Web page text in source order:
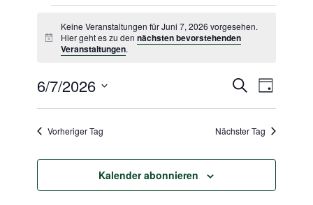
Veranstaltungen
für
7,
2026
Hinweis
Keine Veranstaltungen für Juni 7, 2026 vorgesehen.
Hier geht es zu dennächsten bevorstehenden
Veranstaltungen.
Suche
und
SucheTag
6/7/2026
Vorheriger Tag
Nächster Tag
Kalender abonnieren